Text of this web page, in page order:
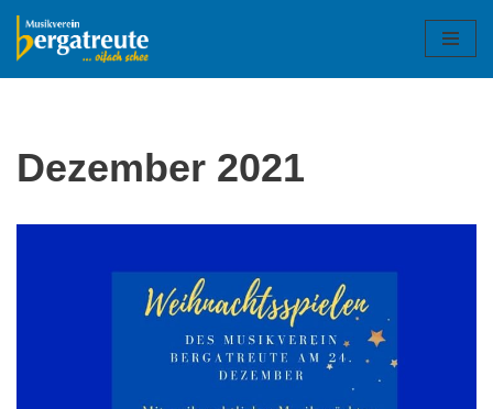
Zum
Dezember 2021